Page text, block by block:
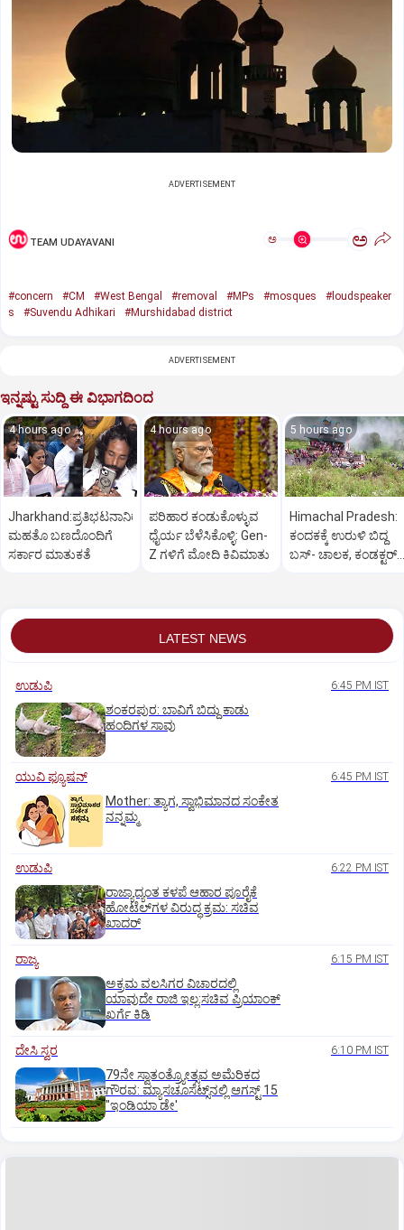
ADVERTISEMENT
TEAM UDAYAVANI ಅ ಅ
#concern #CM #West Bengal #removal #MPs #mosques
#loudspeaker
s
#Suvendu Adhikari #Murshidabad district
ADVERTISEMENT
ಇನ್ನಷ್ಟು ಸುದ್ದಿ ಈ ವಿಭಾಗದಿಂದ
4 hours ago
Jharkhand:ಪ್ರತಿಭಟನಾನಿರತ
ಮಹತೊ ಬಣದೊಂದಿಗೆ
ಸರ್ಕಾರ ಮಾತುಕತೆ
4 hours ago
ಪರಿಹಾರ ಕಂಡುಕೊಳ್ಳುವ
ಧೈರ್ಯ ಬೆಳೆಸಿಕೊಳ್ಳಿ: Gen-
Z ಗಳಿಗೆ ಮೋದಿ ಕಿವಿಮಾತು
5 hours ago
Himachal Pradesh:
ಕಂದಕಕ್ಕೆ ಉರುಳಿ ಬಿದ್ದ
ಬಸ್-‌ ಚಾಲಕ, ಕಂಡಕ್ಟರ್‌
LATEST NEWS
ಉಡುಪಿ 6:45 PM IST
ಶಂಕರಪುರ: ಬಾವಿಗೆ ಬಿದ್ದು ಕಾಡು
ಹಂದಿಗಳ ಸಾವು
ಯುವಿ ಫ್ಯೂಷನ್ 6:45 PM IST
Mother: ತ್ಯಾಗ, ಸ್ವಾಭಿಮಾನದ ಸಂಕೇತ
ನನ್ನಮ್ಮ
ಉಡುಪಿ 6:22 PM IST
ರಾಜ್ಯಾದ್ಯಂತ ಕಳಪೆ ಆಹಾರ ಪೂರೈಕೆ
ಹೋಟೆಲ್‌ಗಳ ವಿರುದ್ಧ ಕ್ರಮ: ಸಚಿವ
ಖಾದರ್
ರಾಜ್ಯ 6:15 PM IST
ಅಕ್ರಮ ವಲಸಿಗರ ವಿಚಾರದಲ್ಲಿ
ಯಾವುದೇ ರಾಜಿ ಇಲ್ಲ:ಸಚಿವ ಪ್ರಿಯಾಂಕ್
ಖರ್ಗೆ ಕಿಡಿ
ದೇಸಿ ಸ್ವರ 6:10 PM IST
79ನೇ ಸ್ವಾತಂತ್ರ್ಯೋತ್ಸವ ಅಮೆರಿಕದ
ಗೌರವ: ಮ್ಯಾಸಚೂಸೆಟ್ಸ್‌ನಲ್ಲಿ ಆಗಸ್ಟ್‌ 15
"ಇಂಡಿಯಾ ಡೇ'